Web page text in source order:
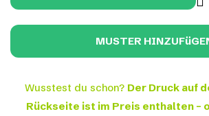
Wusstest du schon? Der Druck auf
Rückseite ist im Preis enthalten –